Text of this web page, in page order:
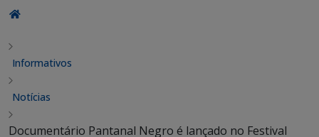
Informativos
Notícias
Documentário Pantanal Negro é lançado no Festival